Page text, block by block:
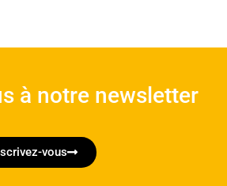
à notre newsletter
vous